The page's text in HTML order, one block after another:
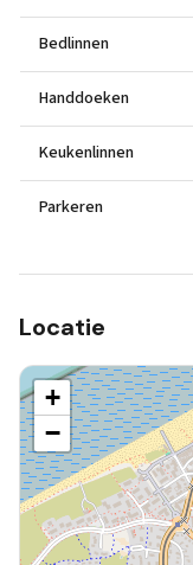
Bedlinnen
Handdoeken
Keukenlinnen
Parkeren
Locatie
+
−